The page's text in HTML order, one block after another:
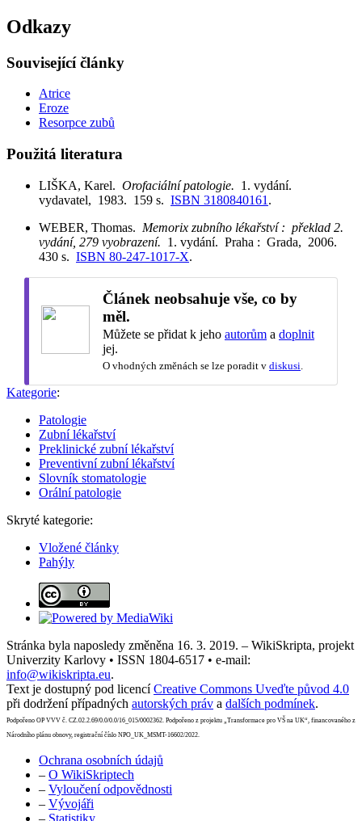
Odkazy
Související články
Atrice
Eroze
Resorpce zubů
Použitá literatura
LIŠKA, Karel. Orofaciální patologie. 1. vydání.
vydavatel, 1983. 159 s. ISBN 3180840161 .
WEBER, Thomas. Memorix zubního lékařství : překlad 2.
vydání, 279 vyobrazení. 1. vydání. Praha : Grada, 2006.
430 s. ISBN 80-247-1017-X.
Článek neobsahuje vše, co by
měl.
Můžete se přidat k jeho autorům a doplnit
jej.
O vhodných změnách se lze poradit v diskusi
Kategorie:
Patologie
Zubní lékařství
Preklinické zubní lékařství
Preventivní zubní lékařství
Slovník stomatologie
Orální patologie
Skryté kategorie:
Vložené články
Pahýly
Stránka byla naposledy změněna 16. 3. 2019. – WikiSkripta, projekt
Univerzity Karlovy • ISSN 1804-6517 • e-mail:
info@wikiskripta.eu.
Text je dostupný pod licencíCreative Commons Uveďte původ 4.0
při dodržení případných autorských práv a dalších podmínek.
Podpořeno OP VVV č. CZ.02.2.69/0.0/0.0/16_015/0002362. Podpořeno z projektu „Transformace pro VŠ na UK“, financovaného z
Národního plánu obnovy, registrační číslo NPO_UK_MSMT-16602/2022.
Ochrana osobních údajů
– O WikiSkriptech
– Vyloučení odpovědnosti
– Vývojáři
– Statistiky